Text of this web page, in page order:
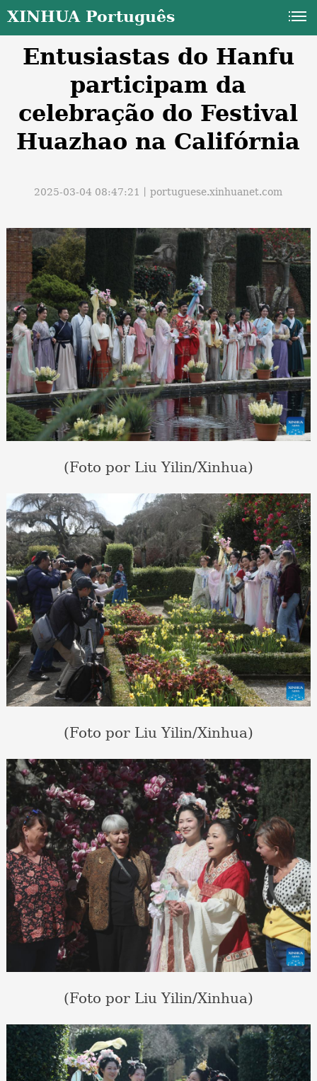
XINHUA Português
Entusiastas do Hanfu
participam da
celebração do Festival
Huazhao na Califórnia
2025-03-04 08:47:21丨portuguese.xinhuanet.com
(Foto por Liu Yilin/Xinhua)
(Foto por Liu Yilin/Xinhua)
(Foto por Liu Yilin/Xinhua)